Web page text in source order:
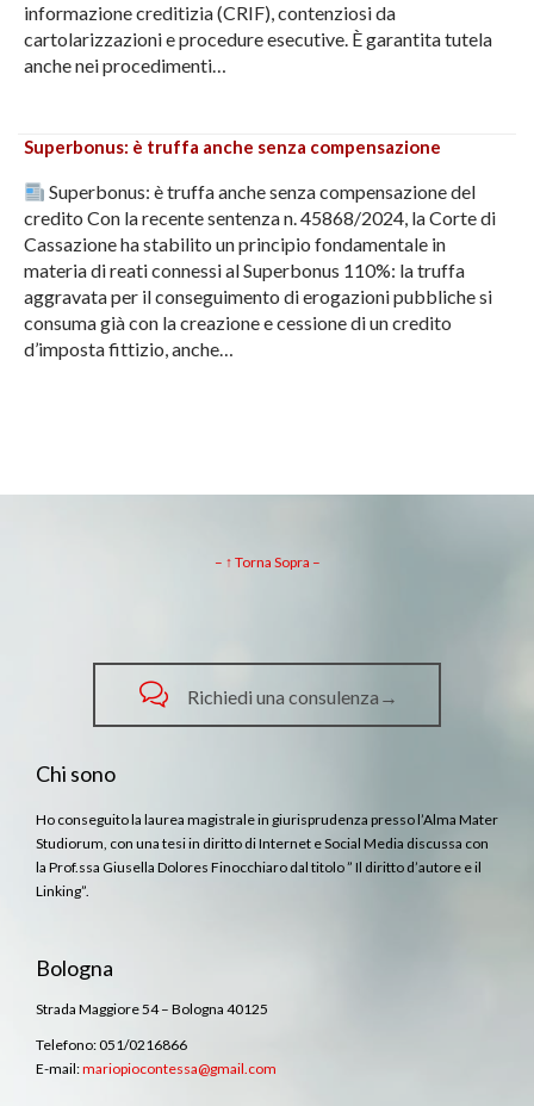
informazione creditizia (CRIF), contenziosi da
cartolarizzazioni e procedure esecutive. È garantita tutela
anche nei procedimenti…
Superbonus: è truffa anche senza compensazione
Superbonus: è truffa anche senza compensazione del
credito Con la recente sentenza n. 45868/2024, la Corte di
Cassazione ha stabilito un principio fondamentale in
materia di reati connessi al Superbonus 110%: la truffa
aggravata per il conseguimento di erogazioni pubbliche si
consuma già con la creazione e cessione di un credito
d’imposta fittizio, anche…
– ↑ Torna Sopra –
 Richiedi una consulenza→
Chi sono
Ho conseguito la laurea magistrale in giurisprudenza presso l’Alma Mater
Studiorum, con una tesi in diritto di Internet e Social Media discussa con
la Prof.ssa Giusella Dolores Finocchiaro dal titolo ” Il diritto d’autore e il
Linking”.
Bologna
Strada Maggiore 54 – Bologna 40125
Telefono: 051/0216866
E-mail:mariopiocontessa@gmail.com